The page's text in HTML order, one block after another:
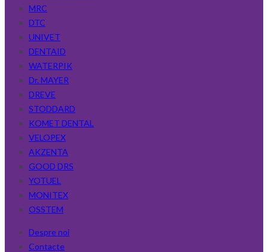
MRC
DTC
UNIVET
DENTAID
WATERPIK
Dr. MAYER
DREVE
STODDARD
KOMET DENTAL
VELOPEX
AKZENTA
GOOD DRS
YOTUEL
MONITEX
OSSTEM
Despre noi
Contacte